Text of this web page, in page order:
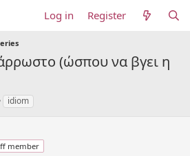
Log in Register
(ώσπου να βγει η
T
s
idiom
member